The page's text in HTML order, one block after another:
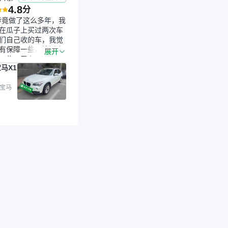
4.8分
竟做了这么多年，我
瓜子上买过两次车
自己收的车，我觉
保障一些，检测会
些。平台自己收上
车，应该更可靠。
是宝马X1，主要看中
和公里数比较合
，瓜子承诺无火
展开
X1
马